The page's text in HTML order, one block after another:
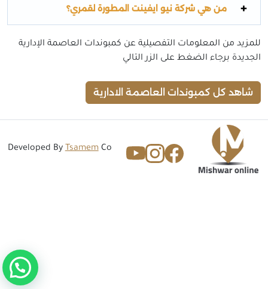
من هي شركة نيو ايفينت المطورة لقمري؟
للمزيد من المعلومات التفصيلية عن كمبوندات العاصمة الإدارية
الجديدة برجاء الضغط على الزر التالي
شاهد كل كمبوندات العاصمة الادارية
Developed ByTsamemCo